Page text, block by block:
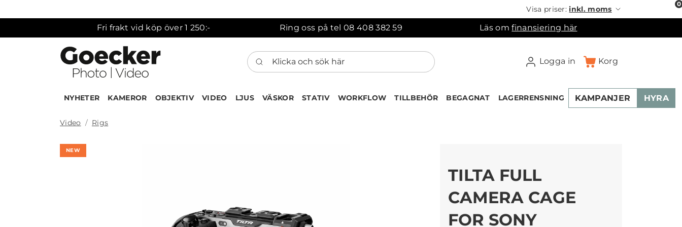
Visa priser:inkl. moms
Fri frakt vid köp över 1 250:- Ring oss på tel 08 408 382 59 Läs omfinansiering här
Klicka och sök här
Logga in Korg
0
NYHETER KAMEROR OBJEKTIV VIDEO LJUS VÄSKOR STATIV WORKFLOW TILLBEHÖR BEGAGNAT LAGERRENSNING KAMPANJER HYRA
Video Rigs
NEW
TILTA FULL
CAMERA CAGE
FOR SONY